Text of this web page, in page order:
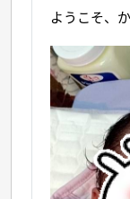
ようこそ、